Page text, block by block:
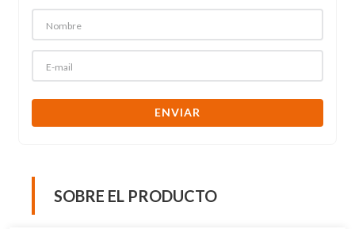
ENVIAR
SOBRE EL PRODUCTO